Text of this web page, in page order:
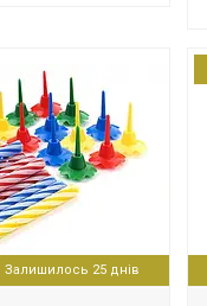
Залишилось 25 днів